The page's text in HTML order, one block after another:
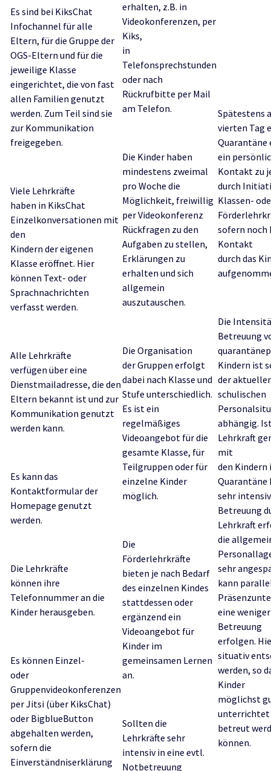
Es sind bei KiksChat
Infochannel für alle
Eltern, für die Gruppe der
OGS-Eltern und für die
jeweilige Klasse
eingerichtet, die von fast
allen Familien genutzt
werden. Zum Teil sind sie
zur Kommunikation
freigegeben.
Viele Lehrkräfte
haben in KiksChat
Einzelkonversationen mit
den
Kindern der eigenen
Klasse eröffnet. Hier
können Text- oder
Sprachnachrichten
verfasst werden.
Alle Lehrkräfte
verfügen über eine
Dienstmailadresse, die den
Eltern bekannt ist und zur
Kommunikation genutzt
werden kann.
Es kann das
Kontaktformular der
Homepage genutzt
werden.
Die Lehrkräfte
können ihre
Telefonnummer an die
Kinder herausgeben.
Es können Einzel-
oder
Gruppenvideokonferenzen
per Jitsi (über KiksChat)
oder BigblueButton
abgehalten werden,
sofern die
Einverständniserklärung
erhalten, z.B. in
Videokonferenzen, per
Kiks,
in
Telefonsprechstunden
oder nach
Rückrufbitte per Mail
am Telefon.
Die Kinder haben
mindestens zweimal
pro Woche die
Möglichkeit, freiwillig
per Videokonferenz
Rückfragen zu den
Aufgaben zu stellen,
Erklärungen zu
erhalten und sich
allgemein
auszutauschen.
Die Organisation
der Gruppen erfolgt
dabei nach Klasse und
Stufe unterschiedlich.
Es ist ein
regelmäßiges
Videoangebot für die
gesamte Klasse, für
Teilgruppen oder für
einzelne Kinder
möglich.
Die
Förderlehrkräfte
bieten je nach Bedarf
des einzelnen Kindes
stattdessen oder
ergänzend ein
Videoangebot für
Kinder im
gemeinsamen Lernen
an.
Sollten die
Lehrkräfte sehr
intensiv in eine evtl.
Notbetreuung
Spätestens
vierten Tag
ein
Kontakt zu
durch
Klassen-
sofern noch
Kontakt
durch das
Die
Betreuung
Kindern ist
der
schulischen
abhängig.
Lehrkraft
mit
den Kindern
Quarantäne
sehr
Betreuung
Lehrkraft
die
sehr
kann
eine
Betreuung
erfolgen.
situativ
werden, so
Kinder
möglichst
unterrichtet
betreut
können.